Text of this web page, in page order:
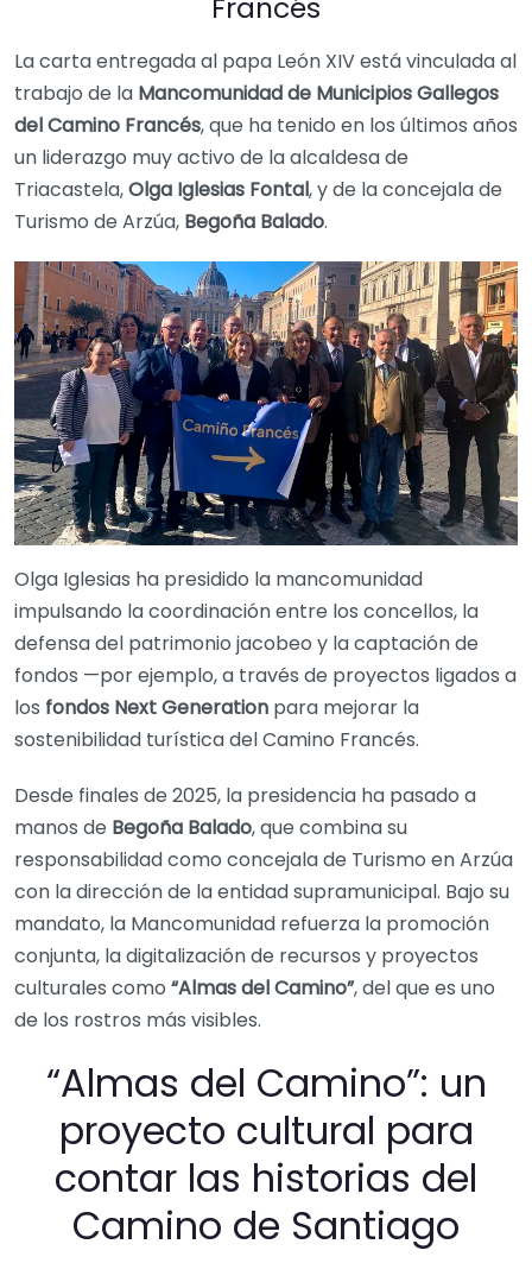
Francés
La carta entregada al papa León XIV está vinculada al
trabajo de la Mancomunidad de Municipios Gallegos
del Camino Francés, que ha tenido en los últimos años
un liderazgo muy activo de la alcaldesa de
Triacastela,Olga Iglesias Fontal, y de la concejala de
Turismo de Arzúa, Begoña Balado.
Olga Iglesias ha presidido la mancomunidad
impulsando la coordinación entre los concellos, la
defensa del patrimonio jacobeo y la captación de
fondos —por ejemplo, a través de proyectos ligados a
los fondos Next Generation para mejorar la
sostenibilidad turística del Camino Francés.
Desde finales de 2025, la presidencia ha pasado a
manos de Begoña Balado, que combina su
responsabilidad como concejala de Turismo en Arzúa
con la dirección de la entidad supramunicipal. Bajo su
mandato, la Mancomunidad refuerza la promoción
conjunta, la digitalización de recursos y proyectos
culturales como “Almas del Camino”, del que es uno
de los rostros más visibles.
“Almas del Camino”: un
proyecto cultural para
contar las historias del
Camino de Santiago